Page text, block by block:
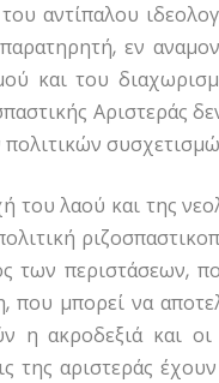
αντίπαλου
εν
και του
Αριστεράς
του λαού και της
των περιστάσεων,
μπορεί να
η ακροδεξιά και
της αριστεράς